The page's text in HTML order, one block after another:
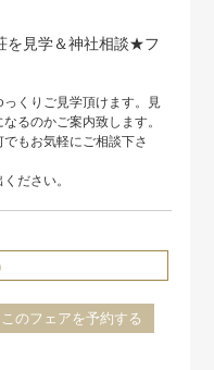
を見学＆神社相談★フ
くりご見学頂けます。見
るのかご案内致します。
もお気軽にご相談下さ
ださい。
このフェアを予約する